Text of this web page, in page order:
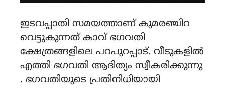
ഇടവപ്പാതി സമയത്താണ് കുമരഞ്ചിറ
വെട്ടുകുന്നത് കാവ് ഭഗവതി
ക്ഷേത്രങ്ങളിലെ പറപുറപ്പാട്. വീടുകളിൽ
എത്തി ഭഗവതി ആദിത്യം സ്വീകരിക്കുന്നു
. ഭഗവതിയുടെ പ്രതിനിധിയായി